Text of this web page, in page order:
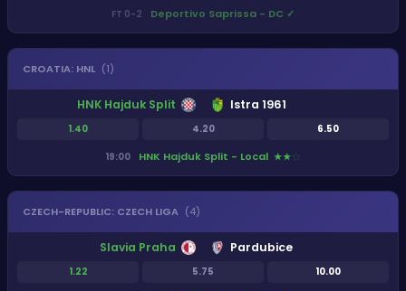
FT 0-2 Deportivo Saprissa - DC ✓
CROATIA: HNL (1)
HNK Hajduk Split
1.40 4.20 6.50
Istra 1961
19:00 HNK Hajduk Split - Local ★★★
CZECH-REPUBLIC: CZECH LIGA (4)
Slavia Praha
1.22 5.75 10.00
Pardubice